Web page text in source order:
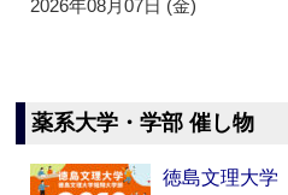
2026年08月07日 (金)
薬系大学・学部 催し物
徳島文理大